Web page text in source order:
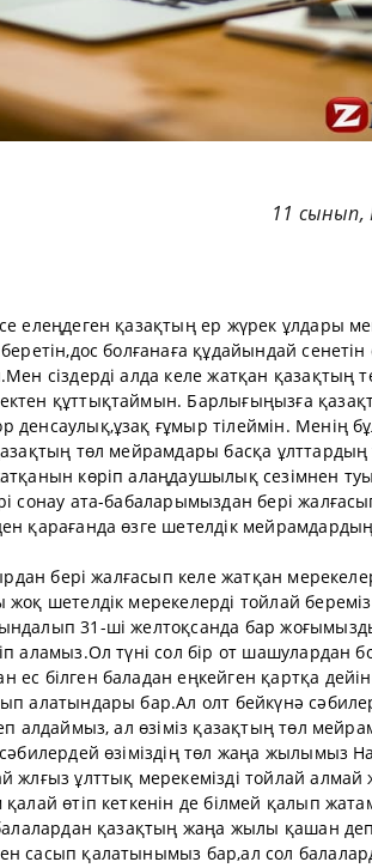
11 сынып,
елеңдеген қазақтың ер жүрек ұлдары
болғанаға құдайындай
сіздерді алда келе жатқан қазақтың
құттықтаймын. Барлығыңызға
денсаулық,ұзақ ғұмыр тілеймін. Менің
төл мейрамдары басқа
көріп алаңдаушылық сезімнен
сонау ата-бабаларымыздан бері
қарағанда өзге шетелдік
бері жалғасып келе жатқан
жоқ шетелдік мерекелерді тойлай
31-ші желтоқсанда бар
аламыз.Ол түні сол бір от
білген баладан еңкейген қартқа
алатындары бар.Ал олт бейкүнә
алдаймыз, ал өзіміз қазақтың төл
өзіміздің төл жаңа жылымыз
жлғыз ұлттық мерекемізді тойлай
өтіп кеткенін де білмей қалып
қазақтың жаңа жылы қашан
сасып қалатынымыз бар,ал сол